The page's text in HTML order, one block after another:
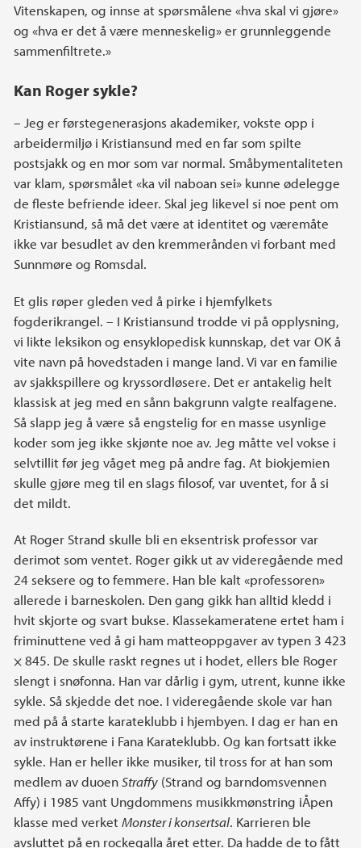
Vitenskapen, og innse at spørsmålene «hva skal vi gjøre»
og «hva er det å være menneskelig» er grunnleggende
sammenfiltrete.»
Kan Roger sykle?
– Jeg er førstegenerasjons akademiker, vokste opp i
arbeidermiljø i Kristiansund med en far som spilte
postsjakk og en mor som var normal. Småbymentaliteten
var klam, spørsmålet «ka vil naboan sei» kunne ødelegge
de fleste befriende ideer. Skal jeg likevel si noe pent om
Kristiansund, så må det være at identitet og væremåte
ikke var besudlet av den kremmerånden vi forbant med
Sunnmøre og Romsdal.
Et glis røper gleden ved å pirke i hjemfylkets
fogderikrangel. – I Kristiansund trodde vi på opplysning,
vi likte leksikon og ensyklopedisk kunnskap, det var OK å
vite navn på hovedstaden i mange land. Vi var en familie
av sjakkspillere og kryssordløsere. Det er antakelig helt
klassisk at jeg med en sånn bakgrunn valgte realfagene.
Så slapp jeg å være så engstelig for en masse usynlige
koder som jeg ikke skjønte noe av. Jeg måtte vel vokse i
selvtillit før jeg våget meg på andre fag. At biokjemien
skulle gjøre meg til en slags filosof, var uventet, for å si
det mildt.
At Roger Strand skulle bli en eksentrisk professor var
derimot som ventet. Roger gikk ut av videregående med
24 seksere og to femmere. Han ble kalt «professoren»
allerede i barneskolen. Den gang gikk han alltid kledd i
hvit skjorte og svart bukse. Klassekameratene ertet ham i
friminuttene ved å gi ham matteoppgaver av typen 3 423
× 845. De skulle raskt regnes ut i hodet, ellers ble Roger
slengt i snøfonna. Han var dårlig i gym, utrent, kunne ikke
sykle. Så skjedde det noe. I videregående skole var han
med på å starte karateklubb i hjembyen. I dag er han en
av instruktørene i Fana Karateklubb. Og kan fortsatt ikke
sykle. Han er heller ikke musiker, til tross for at han som
medlem av duoenStraffy (Strand og barndomsvennen
Affy) i 1985 vant Ungdommens musikkmønstring iÅpen
klasse med verketMonster i konsertsal. Karrieren ble
avsluttet på en rockegalla året etter. Da hadde de to fått